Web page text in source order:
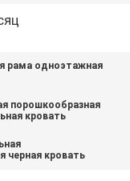
рама одноэтажная
порошкообразная
кровать
черная кровать